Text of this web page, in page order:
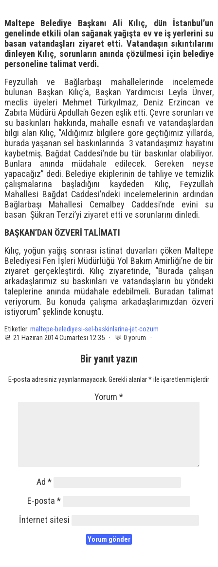
Maltepe Belediye Başkanı Ali Kılıç, dün İstanbul’un
genelinde etkili olan sağanak yağışta ev ve iş yerlerini su
basan vatandaşları ziyaret etti. Vatandaşın sıkıntılarını
dinleyen Kılıç, sorunların anında çözülmesi için belediye
personeline talimat verdi.
Feyzullah ve Bağlarbaşı mahallelerinde incelemede
bulunan Başkan Kılıç’a, Başkan Yardımcısı Leyla Ünver,
meclis üyeleri Mehmet Türkyılmaz, Deniz Erzincan ve
Zabıta Müdürü Apdullah Gezen eşlik etti. Çevre sorunları ve
su baskınları hakkında, mahalle esnafı ve vatandaşlardan
bilgi alan Kılıç, “Aldığımız bilgilere göre geçtiğimiz yıllarda,
burada yaşanan sel baskınlarında 3 vatandaşımız hayatını
kaybetmiş. Bağdat Caddesi’nde bu tür baskınlar olabiliyor.
Bunlara anında müdahale edilecek. Gereken neyse
yapacağız” dedi. Belediye ekiplerinin de tahliye ve temizlik
çalışmalarına başladığını kaydeden Kılıç, Feyzullah
Mahallesi Bağdat Caddesi’ndeki incelemelerinin ardından
Bağlarbaşı Mahallesi Cemalbey Caddesi’nde evini su
basan Şükran Terzi’yi ziyaret etti ve sorunlarını dinledi.
BAŞKAN’DAN ÖZVERİ TALİMATI
Kılıç, yoğun yağış sonrası istinat duvarları çöken Maltepe
Belediyesi Fen İşleri Müdürlüğü Yol Bakım Amirliği’ne de bir
ziyaret gerçekleştirdi. Kılıç ziyaretinde, “Burada çalışan
arkadaşlarımız su baskınları ve vatandaşların bu yöndeki
taleplerine anında müdahale edebilmeli. Buradan talimat
veriyorum. Bu konuda çalışma arkadaşlarımızdan özveri
istiyorum” şeklinde konuştu.
Etiketler: maltepe-belediyesi-sel-baskinlarina-jet-cozum
📆 21 Haziran 2014 Cumartesi 12:35 · 💬 0 yorum ·
Bir yanıt yazın
E-posta adresiniz yayınlanmayacak. Gerekli alanlar*ile işaretlenmişlerdir
Yorum*
Ad*
E-posta*
İnternet sitesi